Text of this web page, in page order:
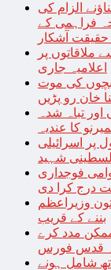
الزام کی
فراہمی کے
حقیقت آشکار
ملاقاتوں پر
اعلامیہ جاری
بچوں کی موت
خان رو پڑیں
تباہ شدہ
کا عندیہ
پر اسرائیلی
فوجداری
درج کرا دی
وزیراعظم
بننے کے قریب
مدد کرے
قدس فورس
شامل ہونے